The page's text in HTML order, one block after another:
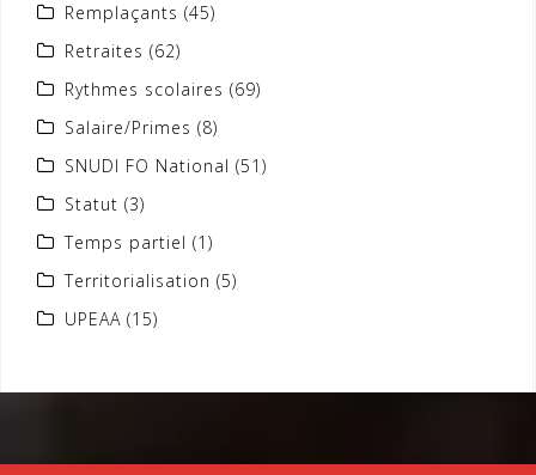
Remplaçants (45)
Retraites (62)
Rythmes scolaires (69)
Salaire/Primes (8)
SNUDI FO National (51)
Statut (3)
Temps partiel (1)
Territorialisation (5)
UPEAA (15)